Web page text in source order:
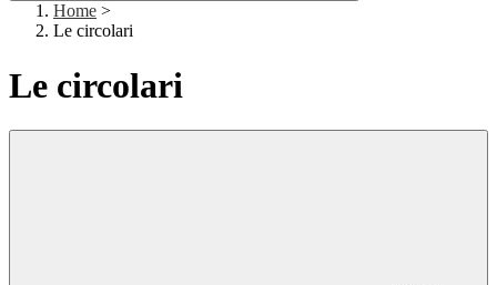
Home >
Le circolari
Le circolari